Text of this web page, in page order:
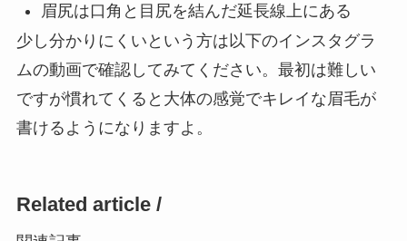
眉尻は口角と目尻を結んだ延長線上にある
少し分かりにくいという方は以下のインスタグラ
ムの動画で確認してみてください。最初は難しい
ですが慣れてくると大体の感覚でキレイな眉毛が
書けるようになりますよ。
Related article /